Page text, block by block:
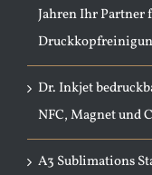
Jahren Ihr Partner
Dr. Inkjet
NFC, Magnet und
A3 Sublimations